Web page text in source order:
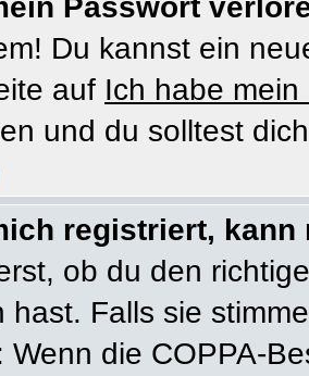
Du kannst ein
auf Ich habe
und du solltest
registriert,
ob du den
hast. Falls sie
Wenn die COPPA-